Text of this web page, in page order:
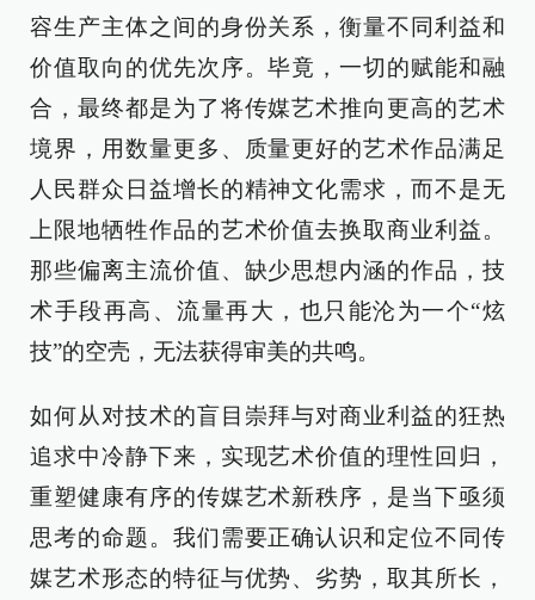
容生产主体之间的身份关系，衡量不同利益和
价值取向的优先次序。毕竟，一切的赋能和融
合，最终都是为了将传媒艺术推向更高的艺术
境界，用数量更多、质量更好的艺术作品满足
人民群众日益增长的精神文化需求，而不是无
上限地牺牲作品的艺术价值去换取商业利益。
那些偏离主流价值、缺少思想内涵的作品，技
术手段再高、流量再大，也只能沦为一个“炫
技”的空壳，无法获得审美的共鸣。
如何从对技术的盲目崇拜与对商业利益的狂热
追求中冷静下来，实现艺术价值的理性回归，
重塑健康有序的传媒艺术新秩序，是当下亟须
思考的命题。我们需要正确认识和定位不同传
媒艺术形态的特征与优势、劣势，取其所长，